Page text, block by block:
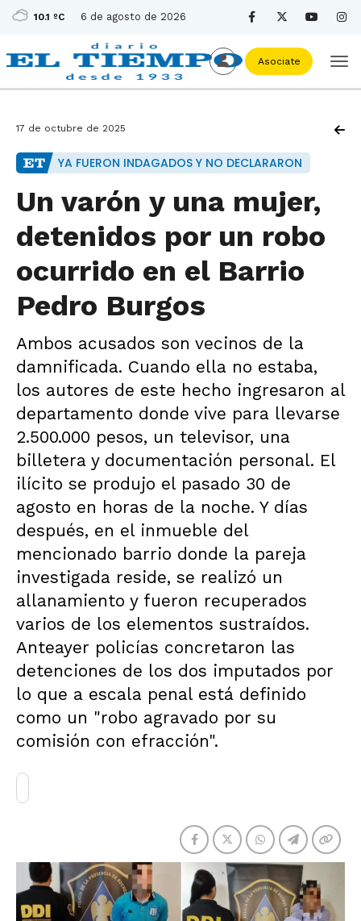
10.1 ºC 6 de agosto de 2026
Asociate
17 de octubre de 2025
YA FUERON INDAGADOS Y NO DECLARARON
Un varón y una mujer,
detenidos por un robo
ocurrido en el Barrio
Pedro Burgos
Ambos acusados son vecinos de la
damnificada. Cuando ella no estaba,
los autores de este hecho ingresaron al
departamento donde vive para llevarse
2.500.000 pesos, un televisor, una
billetera y documentación personal. El
ilícito se produjo el pasado 30 de
agosto en horas de la noche. Y días
después, en el inmueble del
mencionado barrio donde la pareja
investigada reside, se realizó un
allanamiento y fueron recuperados
varios de los elementos sustraídos.
Anteayer policías concretaron las
detenciones de los dos imputados por
lo que a escala penal está definido
como un "robo agravado por su
comisión con efracción".